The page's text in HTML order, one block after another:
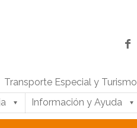
Transporte Especial y Turismo
Información y Ayuda